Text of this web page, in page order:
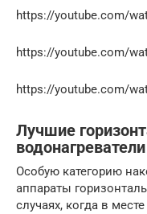
https://youtube.com/
https://youtube.com/
https://youtube.com/
Лучшие
водонагреватели
Особую категорию
аппараты
случаях, когда в